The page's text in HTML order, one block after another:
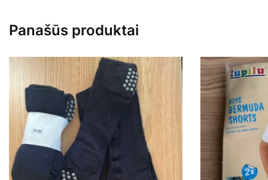
Panašūs produktai